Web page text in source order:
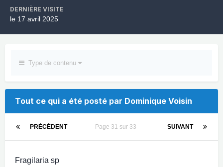
DERNIÈRE VISITE
le 17 avril 2025
Type de contenu
Tout ce qui a été posté par Dominique Voisin
PRÉCÉDENT SUIVANT
Page 31 sur 33
Fragilaria sp